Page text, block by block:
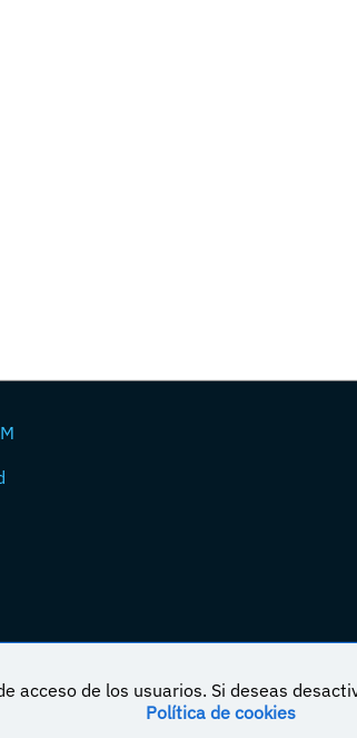
de Creative Commons Reconocimiento-NoComercial-
acceso de los usuarios. Si deseas
Política de cookies